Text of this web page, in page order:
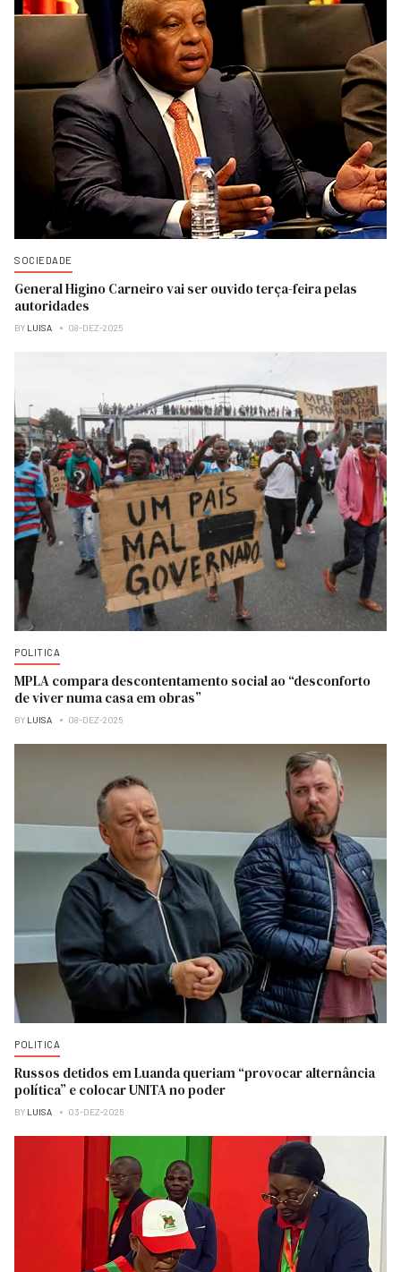
SOCIEDADE
General Higino Carneiro vai ser ouvido terça-feira pelas
autoridades
BY LUISA 08-DEZ-2025
POLITICA
MPLA compara descontentamento social ao “desconforto
de viver numa casa em obras”
BY LUISA 08-DEZ-2025
POLITICA
Russos detidos em Luanda queriam “provocar alternância
política” e colocar UNITA no poder
BY LUISA 03-DEZ-2025